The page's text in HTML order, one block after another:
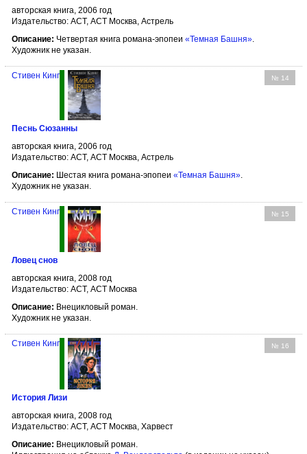
авторская книга, 2006 год
Издательство: АСТ, АСТ Москва, Астрель
Описание: Четвертая книга романа-эпопеи «Темная Башня»
Художник не указан.
№ 14
Стивен Кинг
Песнь Сюзанны
авторская книга, 2006 год
Издательство: АСТ, АСТ Москва, Астрель
Описание: Шестая книга романа-эпопеи «Темная Башня».
Художник не указан.
№ 15
Стивен Кинг
Ловец снов
авторская книга, 2008 год
Издательство: АСТ, АСТ Москва
Описание: Внецикловый роман.
Художник не указан.
№ 16
Стивен Кинг
История Лизи
авторская книга, 2008 год
Издательство: АСТ, АСТ Москва, Харвест
Описание: Внецикловый роман.